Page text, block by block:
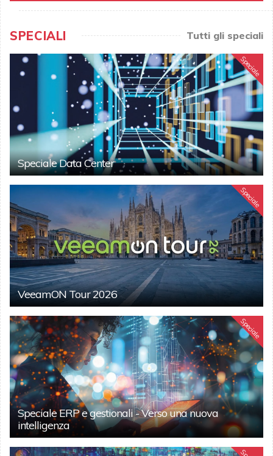
SPECIALI Tutti gli speciali
Speciale
Speciale Data Center
Speciale
VeeamON Tour 2026
Speciale
Speciale ERP e gestionali - Verso una nuova
intelligenza